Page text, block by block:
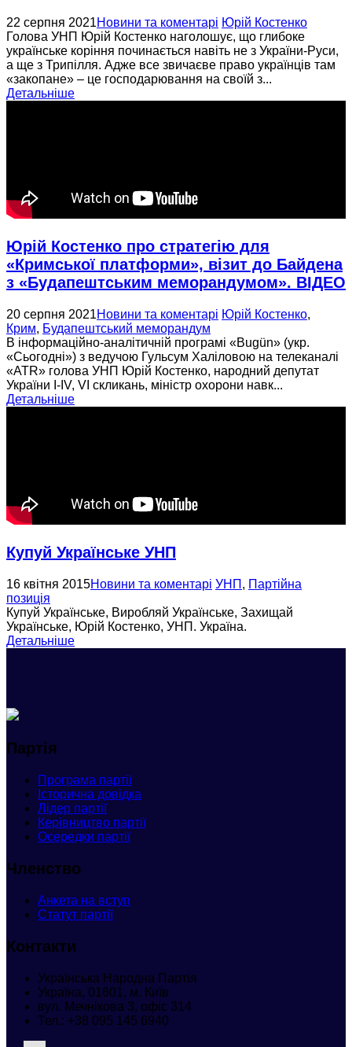
22 серпня 2021Новини та коментарі Юрій Костенко
Голова УНП Юрій Костенко наголошує, що глибоке
українське коріння починається навіть не з України-Руси,
а ще з Трипілля. Адже все звичаєве право українців там
«закопане» – це господарювання на своїй з...
Детальніше
Юрій Костенко про стратегію для
«Кримської платформи», візит до Байдена
з «Будапештським меморандумом». ВІДЕО
20 серпня 2021Новини та коментарі Юрій Костенко,
Крим, Будапештський меморандум
В інформаційно-аналітичній програмі «Bugün» (укр.
«Сьогодні») з ведучою Гульсум Халіловою на телеканалі
«ATR» голова УНП Юрій Костенко, народний депутат
України I-IV, VI скликань, міністр охорони навк...
Детальніше
Купуй Українське УНП
16 квітня 2015Новини та коментарі УНП , Партійна
позиція
Купуй Українське, Виробляй Українське, Захищай
Українське, Юрій Костенко, УНП. Україна.
Детальніше
Партія
Програма партії
Історична довідка
Лідер партії
Керівництво партії
Осередки партії
Членство
Анкета на вступ
Статут партії
Контакти
Українська Народна Партія
Україна, 01601, м. Київ
вул. Мечнікова 3, офіс 314
Тел.: +38 095 145 6940